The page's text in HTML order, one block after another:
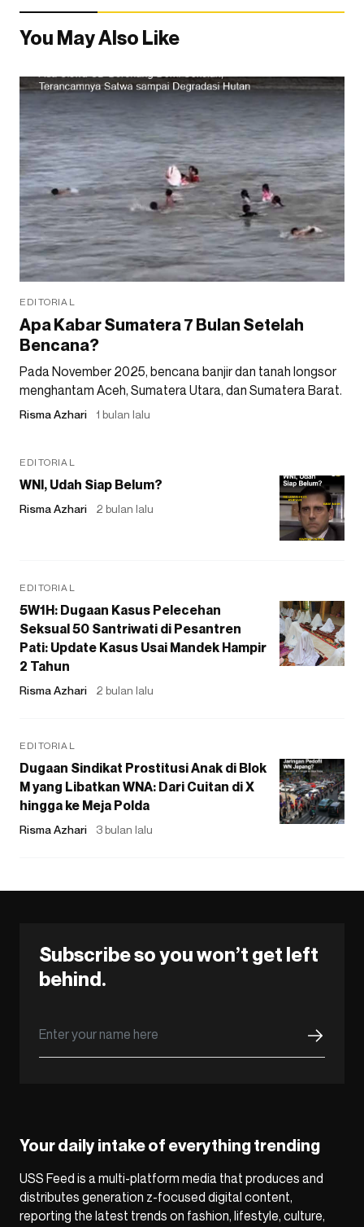
You May Also Like
EDITORIAL
Apa Kabar Sumatera 7 Bulan Setelah
Bencana?
Pada November 2025, bencana banjir dan tanah longsor
menghantam Aceh, Sumatera Utara, dan Sumatera Barat.
Risma Azhari 1 bulan lalu
EDITORIAL
WNI, Udah Siap Belum?
Risma Azhari 2 bulan lalu
EDITORIAL
5W1H: Dugaan Kasus Pelecehan
Seksual 50 Santriwati di Pesantren
Pati: Update Kasus Usai Mandek Hampir
2 Tahun
Risma Azhari 2 bulan lalu
EDITORIAL
Dugaan Sindikat Prostitusi Anak di Blok
M yang Libatkan WNA: Dari Cuitan di X
hingga ke Meja Polda
Risma Azhari 3 bulan lalu
Subscribe so you won’t get left
behind.
Your daily intake of everything trending
USS Feed is a multi-platform media that produces and
distributes generation z-focused digital content,
reporting the latest trends on fashion, lifestyle, culture,